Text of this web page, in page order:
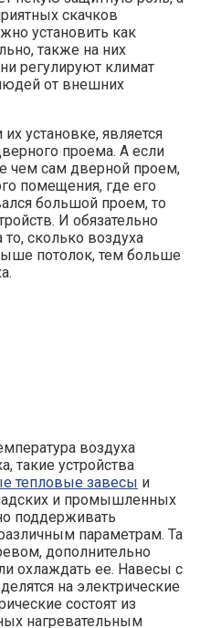
скачков
установить как
также на них
регулируют климат
от внешних
установке, является
проема. А если
чем сам дверной проем,
помещения, где его
большой проем, то
И обязательно
сколько воздуха
потолок, тем больше
воздуха
такие устройства
тепловые завесы и
и промышленных
поддерживать
параметрам. Та
дополнительно
охлаждать ее. Навесы с
на электрические
состоят из
нагревательным